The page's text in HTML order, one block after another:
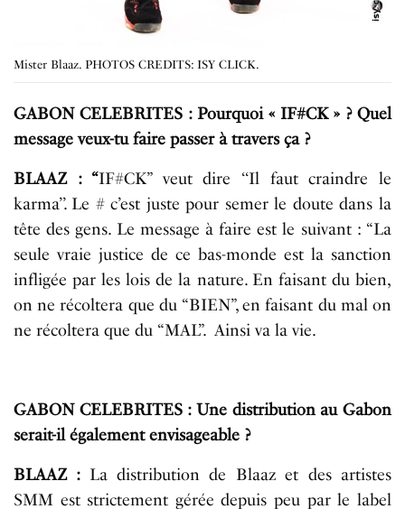
Mister Blaaz. PHOTOS CREDITS: ISY CLICK.
GABON CELEBRITES : Pourquoi « IF#CK » ? Quel
message veux-tu faire passer à travers ça ?
BLAAZ : “IF#CK” veut dire ‘‘Il faut craindre le
karma’’. Le # c’est juste pour semer le doute dans la
tête des gens. Le message à faire est le suivant : “La
seule vraie justice de ce bas-monde est la sanction
infligée par les lois de la nature. En faisant du bien,
on ne récoltera que du “BIEN”, en faisant du mal on
ne récoltera que du “MAL”. Ainsi va la vie.
GABON CELEBRITES : Une distribution au Gabon
serait-il également envisageable ?
BLAAZ : La distribution de Blaaz et des artistes
SMM est strictement gérée depuis peu par le label